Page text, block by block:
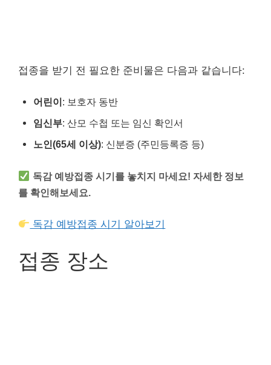
접종을 받기 전 필요한 준비물은 다음과 같습니다:
어린이 : 보호자 동반
임신부: 산모 수첩 또는 임신 확인서
노인(65세 이상): 신분증 (주민등록증 등)
독감 예방접종 시기를 놓치지 마세요! 자세한 정보
를 확인해보세요.
독감 예방접종 시기 알아보기
접종 장소